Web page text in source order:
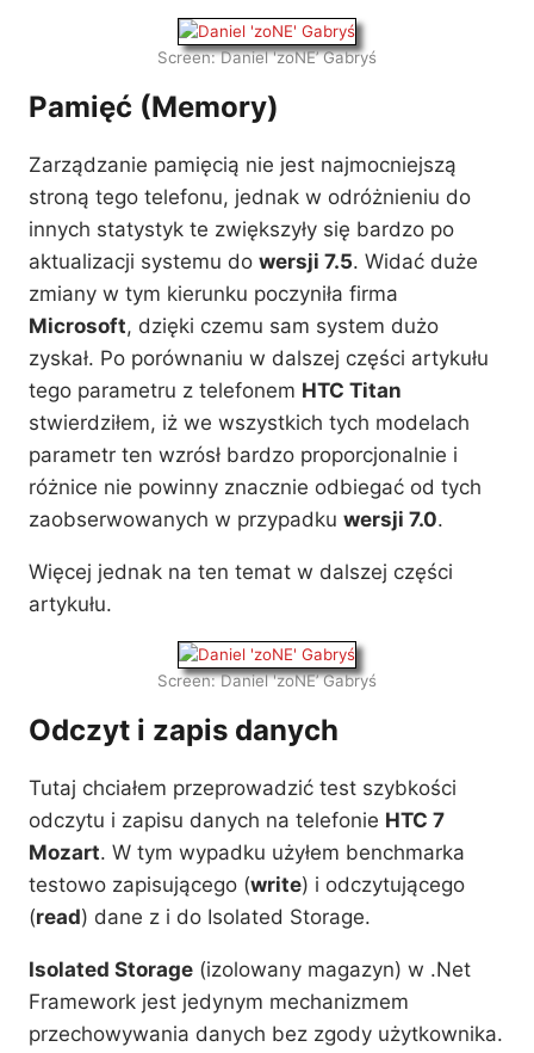
Screen: Daniel 'zoNE’ Gabryś
Pamięć (Memory)
Zarządzanie pamięcią nie jest najmocniejszą
stroną tego telefonu, jednak w odróżnieniu do
innych statystyk te zwiększyły się bardzo po
aktualizacji systemu do wersji 7.5. Widać duże
zmiany w tym kierunku poczyniła firma
Microsoft, dzięki czemu sam system dużo
zyskał. Po porównaniu w dalszej części artykułu
tego parametru z telefonem HTC Titan
stwierdziłem, iż we wszystkich tych modelach
parametr ten wzrósł bardzo proporcjonalnie i
różnice nie powinny znacznie odbiegać od tych
zaobserwowanych w przypadku wersji 7.0.
Więcej jednak na ten temat w dalszej części
artykułu.
Screen: Daniel 'zoNE’ Gabryś
Odczyt i zapis danych
Tutaj chciałem przeprowadzić test szybkości
odczytu i zapisu danych na telefonie HTC 7
Mozart. W tym wypadku użyłem benchmarka
testowo zapisującego (write) i odczytującego
(read) dane z i do Isolated Storage.
Isolated Storage (izolowany magazyn) w .Net
Framework jest jedynym mechanizmem
przechowywania danych bez zgody użytkownika.